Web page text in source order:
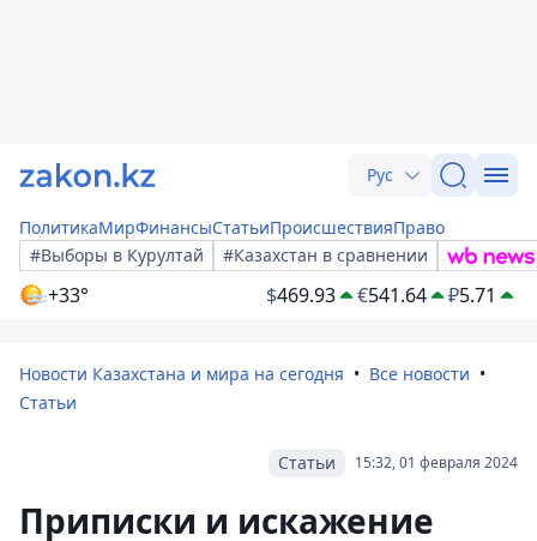
Рус
ПолитикаМирФинансыСтатьиПроисшествияПраво
#Выборы в Курултай
#Казахстан в сравнении
+33° $469.93 €541.64 ₽5.71
Новости Казахстана и мира на сегодня
Все новости
Статьи
15:32, 01 февраля 2024
Статьи
Приписки и искажение